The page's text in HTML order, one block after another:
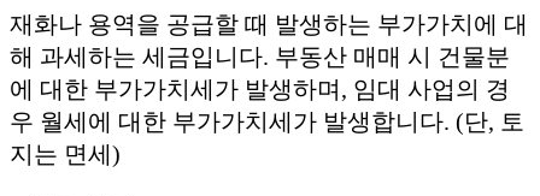
재화나 용역을 공급할 때 발생하는 부가가치에 대
해 과세하는 세금입니다. 부동산 매매 시 건물분
에 대한 부가가치세가 발생하며, 임대 사업의 경
우 월세에 대한 부가가치세가 발생합니다. (단, 토
지는 면세)